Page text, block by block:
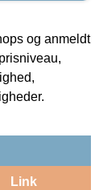
og anmeldt
Link